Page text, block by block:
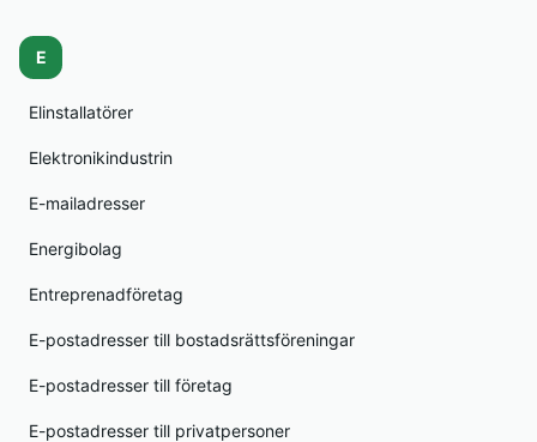
E
Elinstallatörer
Elektronikindustrin
E-mailadresser
Energibolag
Entreprenadföretag
E-postadresser till bostadsrättsföreningar
E-postadresser till företag
E-postadresser till privatpersoner